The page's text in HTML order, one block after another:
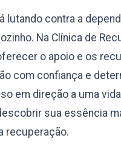
lutando contra a
Na Clínica de
o apoio e os
com confiança e
em direção a uma
sua essência
recuperação.